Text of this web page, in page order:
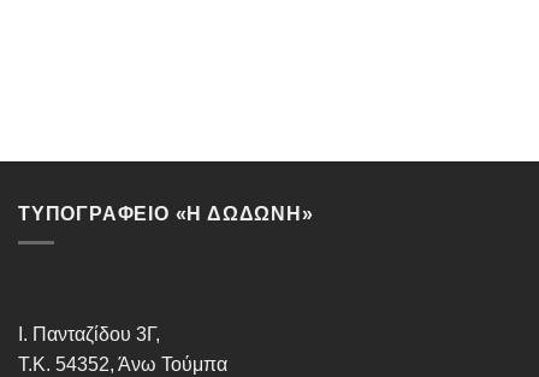
ΤΥΠΟΓΡΑΦΕΙΟ «Η ΔΩΔΩΝΗ»
Ι. Πανταζίδου 3Γ,
Τ.Κ. 54352, Άνω Τούμπα